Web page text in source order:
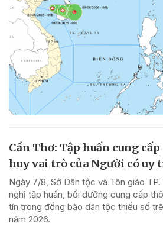
Cần Thơ: Tập huấn cung
huy vai trò của Người có uy
Ngày 7/8, Sở Dân tộc và Tôn giáo
nghị tập huấn, bồi dưỡng cung cấp
tín trong đồng bào dân tộc thiểu số
năm 2026.